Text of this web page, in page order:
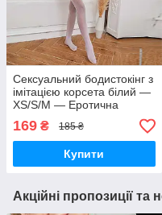
Сексуальний бодистокінг з
імітацією корсета білий —
XS/S/M — Еротична
білизна
169 ₴ 185 ₴
Купити
Акційні пропозиції та